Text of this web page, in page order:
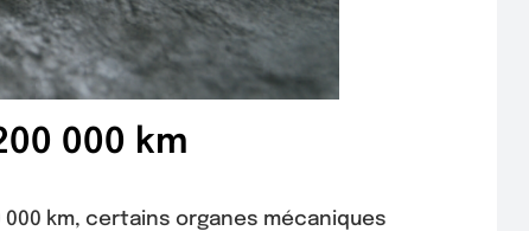
000 km
km, certains organes mécaniques